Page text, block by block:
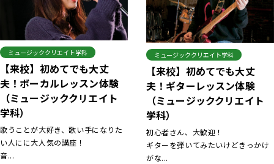
ミュージッククリエイト学科
【来校】初めてでも大丈
夫！ボーカルレッスン体験
（ミュージッククリエイト
学科）
歌うことが大好き、歌い手になりた
い人にに大人気の講座！
音...
ミュージッククリエイト学科
【来校】初めてでも大丈
夫！ギターレッスン体験
（ミュージッククリエイト
学科）
初心者さん、大歓迎！
ギターを弾いてみたいけどきっかけ
がな...